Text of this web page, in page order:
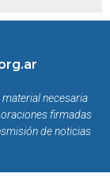
necesaria
firmadas
de noticias